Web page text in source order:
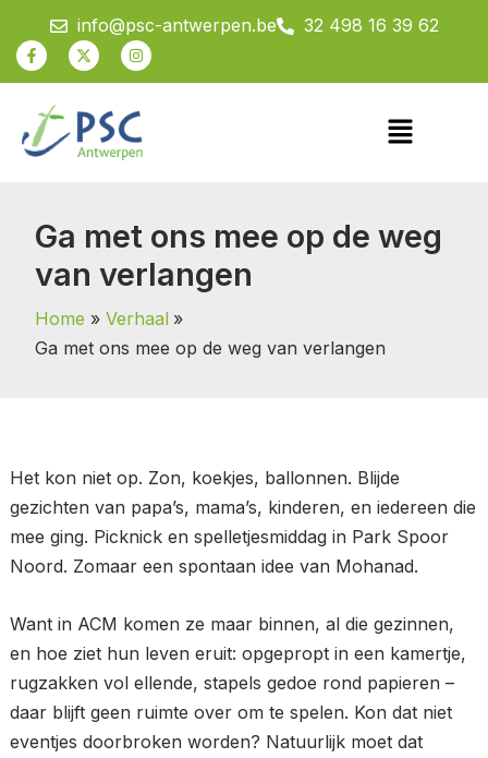
naar
inhoud
info@psc-antwerpen.be 32 498 16 39 62
Facebook-
f
X-
twitter
Instagram
Menu
Ga met ons mee op de weg
van verlangen
Home
Verhaal
Ga met ons mee op de weg van verlangen
Het kon niet op. Zon, koekjes, ballonnen. Blijde
gezichten van papa’s, mama’s, kinderen, en iedereen die
mee ging. Picknick en spelletjesmiddag in Park Spoor
Noord. Zomaar een spontaan idee van Mohanad.
Want in ACM komen ze maar binnen, al die gezinnen,
en hoe ziet hun leven eruit: opgepropt in een kamertje,
rugzakken vol ellende, stapels gedoe rond papieren –
daar blijft geen ruimte over om te spelen. Kon dat niet
eventjes doorbroken worden? Natuurlijk moet dat